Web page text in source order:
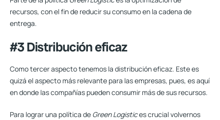
recursos, con el fin de reducir su consumo en la cadena de
entrega.
#3 Distribución eficaz
Como tercer aspecto tenemos la distribución eficaz. Este es
quizá el aspecto más relevante para las empresas, pues, es aquí
en donde las compañías pueden consumir más de sus recursos.
Para lograr una política de Green Logistices crucial volvernos